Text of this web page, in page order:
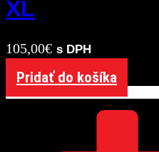
XL
105,00€ s DPH
Pridať do košíka